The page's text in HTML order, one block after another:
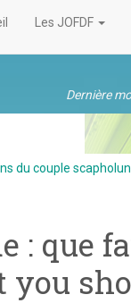
Dernière
Les JOFDF
du couple
: que
you